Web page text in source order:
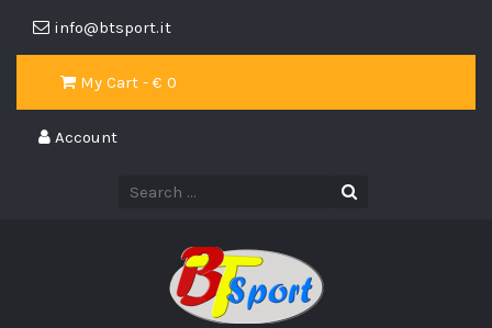
info@btsport.it
My Cart - € 0
Account